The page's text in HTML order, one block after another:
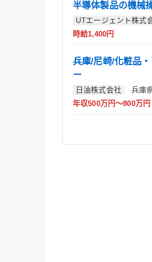
半導体製品の機械
UTエージェント株式
時給1,400円
兵庫/尼崎/化粧品
ー
日油株式会社
兵庫
年収500万円～800万円